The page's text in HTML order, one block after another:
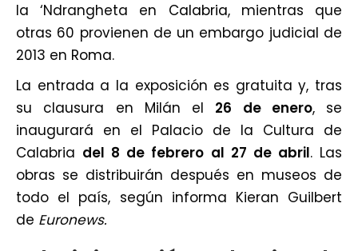
la ‘Ndrangheta en Calabria, mientras que
otras 60 provienen de un embargo judicial de
2013 en Roma.
La entrada a la exposición es gratuita y, tras
su clausura en Milán el 26 de enero, se
inaugurará en el Palacio de la Cultura de
Calabria del 8 de febrero al 27 de abril. Las
obras se distribuirán después en museos de
todo el país, según informa Kieran Guilbert
de Euronews.